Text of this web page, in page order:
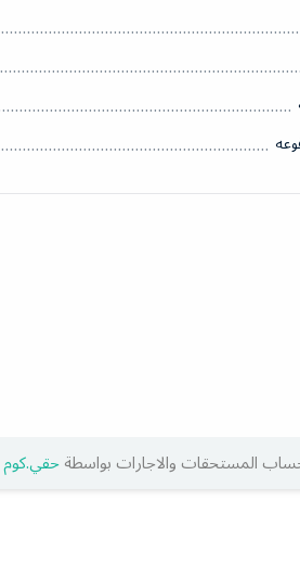
المستحقات والاجارات بواسطةحقي.كوم